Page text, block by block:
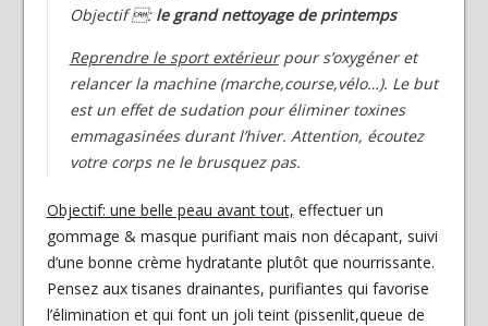
Objectif : le grand nettoyage de printemps
Reprendre le sport extérieurpour s’oxygéner et
relancer la machine (marche,course,vélo…). Le but
est un effet de sudation pour éliminer toxines
emmagasinées durant l’hiver. Attention, écoutez
votre corps ne le brusquez pas.
Objectif: une belle peau avant tout, effectuer un
gommage & masque purifiant mais non décapant, suivi
d’une bonne crème hydratante plutôt que nourrissante.
Pensez aux tisanes drainantes, purifiantes qui favorise
l’élimination et qui font un joli teint (pissenlit,queue de